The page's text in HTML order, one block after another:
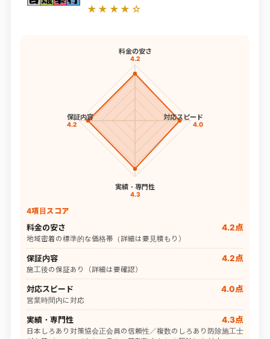
★★★★☆
料金の安さ
4.2
対応スピード
4.0
実績・専門性
4.3
保証内容
4.2
4項目スコア
料金の安さ 4.2点
地域密着の標準的な価格帯（詳細は要見積もり）
保証内容 4.2点
施工後の保証あり（詳細は要確認）
対応スピード 4.0点
営業時間内に対応
実績・専門性 4.3点
日本しろあり対策協会正会員の信頼性／複数のしろあり防除施工士